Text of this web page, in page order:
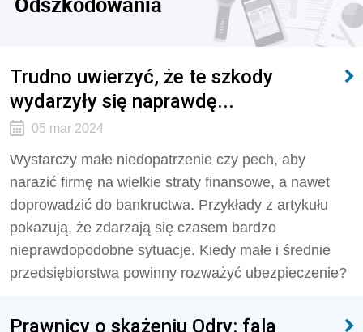
Trudno uwierzyć, że te szkody
wydarzyły się naprawdę...
05 mar 2024
Wystarczy małe niedopatrzenie czy pech, aby
narazić firmę na wielkie straty finansowe, a nawet
doprowadzić do bankructwa. Przykłady z artykułu
pokazują, że zdarzają się czasem bardzo
nieprawdopodobne sytuacje. Kiedy małe i średnie
przedsiębiorstwa powinny rozważyć ubezpieczenie?
Prawnicy o skażeniu Odry: fala